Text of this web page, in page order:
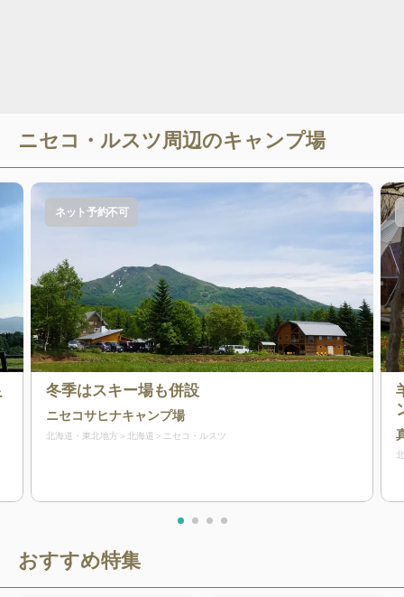
ニセコ・ルスツ周辺のキャンプ場
ネット予約不可
冬季はスキー場も併設
ニセコサヒナキャンプ場
北海道・東北地方 北海道 ニセコ・ルスツ
おすすめ特集